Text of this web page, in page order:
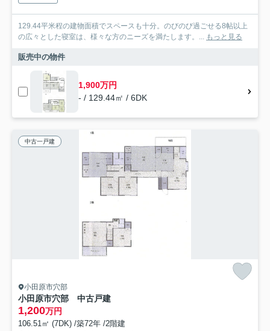
129.44平米程の建物面積でスペースも十分。のびのび過ごせる8帖以上
の広々とした寝室は、様々な方のニーズを満たします。... もっと見る
販売中の物件
1,900万円
- / 129.44㎡ / 6DK
中古一戸建
小田原市穴部
小田原市穴部 中古戸建
1,200万円
106.51㎡ (7DK) /築72年 /2階建